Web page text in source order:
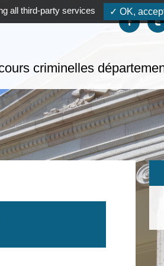
Suivez-
criminelles
all third-party services ✓ OK, accept